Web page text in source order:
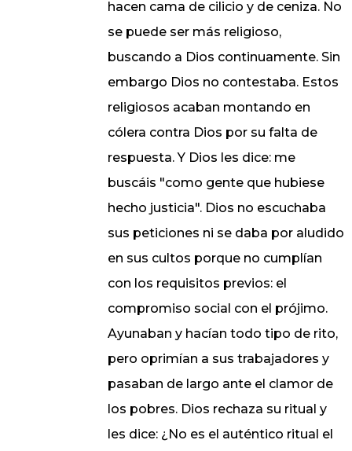
hacen cama de cilicio y de ceniza. No
se puede ser más religioso,
buscando a Dios continuamente. Sin
embargo Dios no contestaba. Estos
religiosos acaban montando en
cólera contra Dios por su falta de
respuesta. Y Dios les dice: me
buscáis "como gente que hubiese
hecho justicia". Dios no escuchaba
sus peticiones ni se daba por aludido
en sus cultos porque no cumplían
con los requisitos previos: el
compromiso social con el prójimo.
Ayunaban y hacían todo tipo de rito,
pero oprimían a sus trabajadores y
pasaban de largo ante el clamor de
los pobres. Dios rechaza su ritual y
les dice: ¿No es el auténtico ritual el